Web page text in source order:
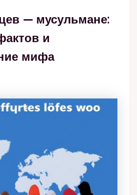
— мусульмане:
и
мифа